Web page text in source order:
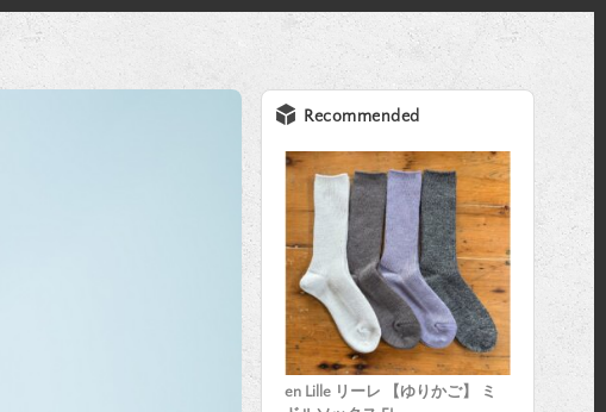
Recommended
en Lille リーレ 【ゆりかご】 ミ